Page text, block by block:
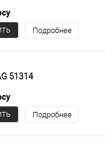
Подробнее
51314
Подробнее